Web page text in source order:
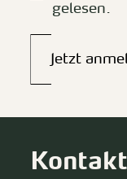
gelesen.
Jetzt
Kontakt